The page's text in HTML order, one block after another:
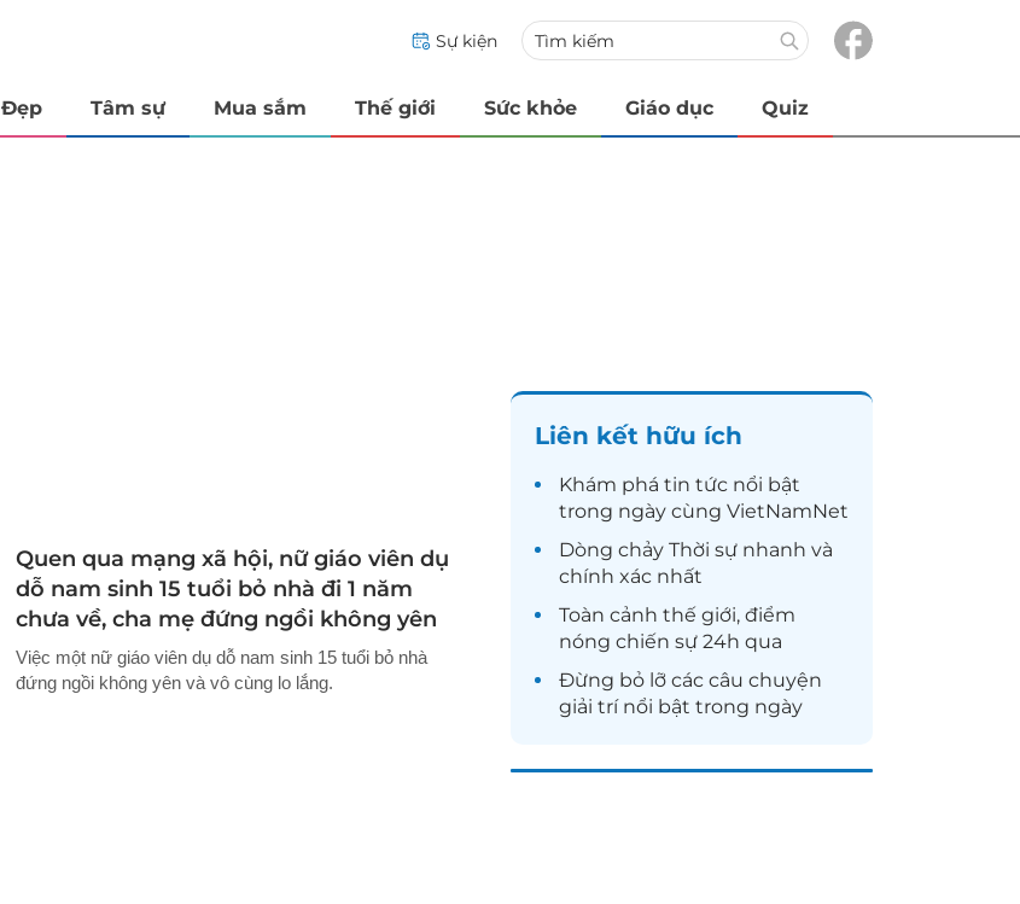
Sự kiện
Đẹp Tâm sự Mua sắm Thế giới Sức khỏe Giáo dục Quiz
Quen qua mạng xã hội, nữ giáo viên dụ
dỗ nam sinh 15 tuổi bỏ nhà đi 1 năm
chưa về, cha mẹ đứng ngồi không yên
Việc một nữ giáo viên dụ dỗ nam sinh 15 tuổi bỏ nhà
đứng ngồi không yên và vô cùng lo lắng.
Liên kết hữu ích
Khám phá tin tức nổi bật
trong ngày cùng VietNamNet
Dòng chảy Thời sự nhanh và
chính xác nhất
Toàn cảnh thế giới, điểm
nóng chiến sự 24h qua
Đừng bỏ lỡ các câu chuyện
giải trínổi bật trong ngày